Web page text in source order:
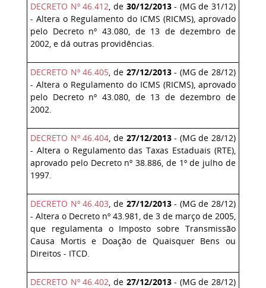
DECRETO Nº 46.412, de 30/12/2013- (MG de 31/12)
- Altera o Regulamento do ICMS (RICMS), aprovado
pelo Decreto nº 43.080, de 13 de dezembro de
2002, e dá outras providências.
DECRETO Nº 46.405, de 27/12/2013- (MG de 28/12)
- Altera o Regulamento do ICMS (RICMS), aprovado
pelo Decreto nº 43.080, de 13 de dezembro de
2002.
DECRETO Nº 46.404, de 27/12/2013- (MG de 28/12)
- Altera o Regulamento das Taxas Estaduais (RTE),
aprovado pelo Decreto nº 38.886, de 1º de julho de
1997.
DECRETO Nº 46.403, de 27/12/2013- (MG de 28/12)
- Altera o Decreto nº 43.981, de 3 de março de 2005,
que regulamenta o Imposto sobre Transmissão
Causa Mortis e Doação de Quaisquer Bens ou
Direitos - ITCD.
DECRETO Nº 46.402, de 27/12/2013- (MG de 28/12)